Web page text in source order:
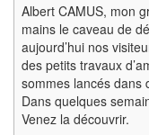
Albert CAMUS, mon
mains le caveau de
aujourd’hui nos
des petits travaux
sommes lancés dans
Dans quelques
Venez la découvrir.